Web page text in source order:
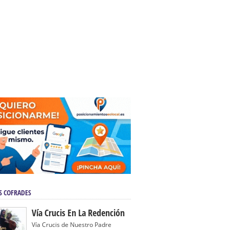
COFRADES
Vía Crucis En La Redención
Vía Crucis de Nuestro Padre